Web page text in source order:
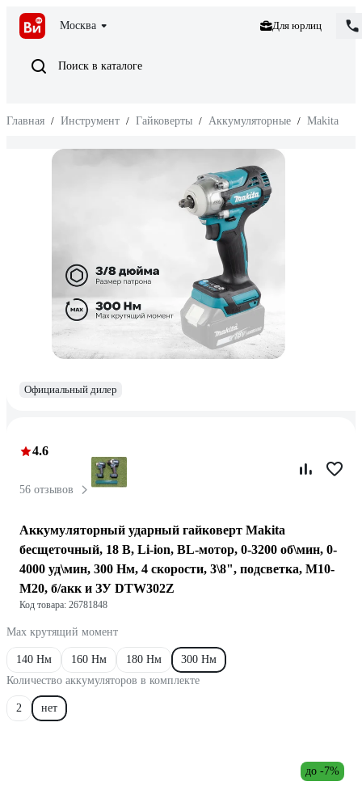
Москва Для юрлиц
Поиск в каталоге
Главная / Инструмент / Гайковерты / Аккумуляторные / Makita
Официальный дилер
4.6
56 отзывов
Аккумуляторный ударный гайковерт Makita
бесщеточный, 18 В, Li-ion, BL-мотор, 0-3200 об\мин, 0-
4000 уд\мин, 300 Нм, 4 скорости, 3\8", подсветка, М10-
М20, б/акк и ЗУ DTW302Z
Код товара: 26781848
Max крутящий момент
140 Нм 160 Нм 180 Нм
300 Нм
Количество аккумуляторов в комплекте
2 нет
до -7%